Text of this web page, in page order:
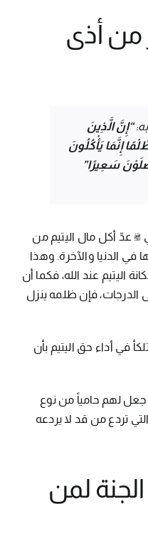
من أذى
“إِنَّ الَّذِينَ
إِنَّمَا يَأْكُلُونَ
سَعِيرًا”
ﷺ عدّ أكل مال اليتيم من
في الدنيا والآخرة. وهذا
اليتيم عند الله، فكما أن
الدرجات، فإن ظلمه ينزل
في أداء حق اليتيم بأن
جعل لهم حامياً من نوع
تردع من قد لا يردعه
لمن